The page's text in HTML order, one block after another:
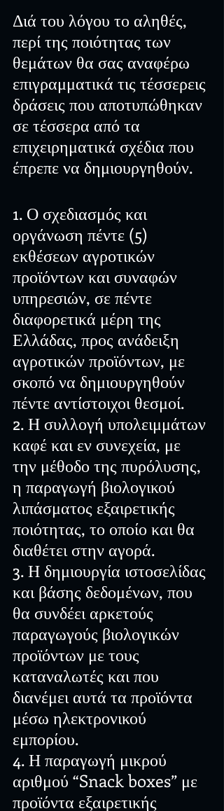
Διά του λόγου το αληθές,
περί της ποιότητας των
θεμάτων θα σας αναφέρω
επιγραμματικά τις τέσσερεις
δράσεις που αποτυπώθηκαν
σε τέσσερα από τα
επιχειρηματικά σχέδια που
έπρεπε να δημιουργηθούν.
1. Ο σχεδιασμός και
οργάνωση πέντε (5)
εκθέσεων αγροτικών
προϊόντων και συναφών
υπηρεσιών, σε πέντε
διαφορετικά μέρη της
Ελλάδας, προς ανάδειξη
αγροτικών προϊόντων, με
σκοπό να δημιουργηθούν
πέντε αντίστοιχοι θεσμοί.
2. Η συλλογή υπολειμμάτων
καφέ και εν συνεχεία, με
την μέθοδο της πυρόλυσης,
η παραγωγή βιολογικού
λιπάσματος εξαιρετικής
ποιότητας, το οποίο και θα
διαθέτει στην αγορά.
3. Η δημιουργία ιστοσελίδας
και βάσης δεδομένων, που
θα συνδέει αρκετούς
παραγωγούς βιολογικών
προϊόντων με τους
καταναλωτές και που
διανέμει αυτά τα προϊόντα
μέσω ηλεκτρονικού
εμπορίου.
4. Η παραγωγή μικρού
αριθμού “Snack boxes” με
προϊόντα εξαιρετικής